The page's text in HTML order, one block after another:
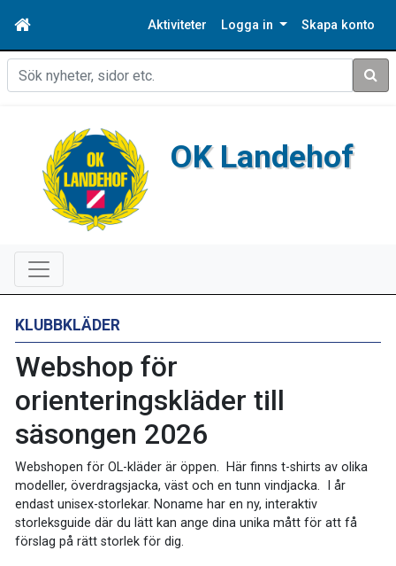
Aktiviteter Logga in Skapa konto
Sök
OK Landehof
KLUBBKLÄDER
Webshop för
orienteringskläder till
säsongen 2026
Webshopen för OL-kläder är öppen. Här finns t-shirts av olika
modeller, överdragsjacka, väst och en tunn vindjacka. I år
endast unisex-storlekar. Noname har en ny, interaktiv
storleksguide där du lätt kan ange dina unika mått för att få
förslag på rätt storlek för dig.